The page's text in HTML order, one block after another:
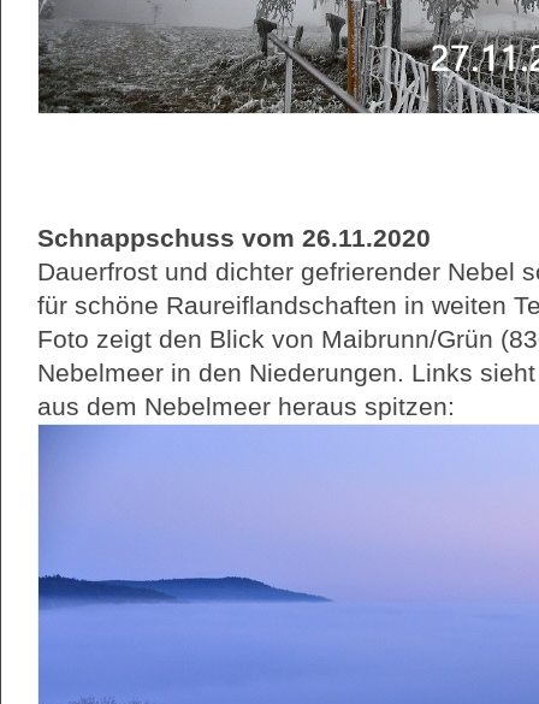
Schnappschuss vom 26.11.2020
Dauerfrost und dichter gefrierender Nebel
für schöne Raureiflandschaften in weiten
Foto zeigt den Blick von Maibrunn/Grün
Nebelmeer in den Niederungen. Links
aus dem Nebelmeer heraus spitzen: